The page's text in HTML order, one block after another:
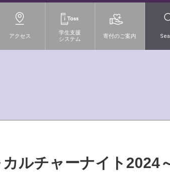
アクセス
学生支援
システム
寄付のご案内
ルチャーナイト2024